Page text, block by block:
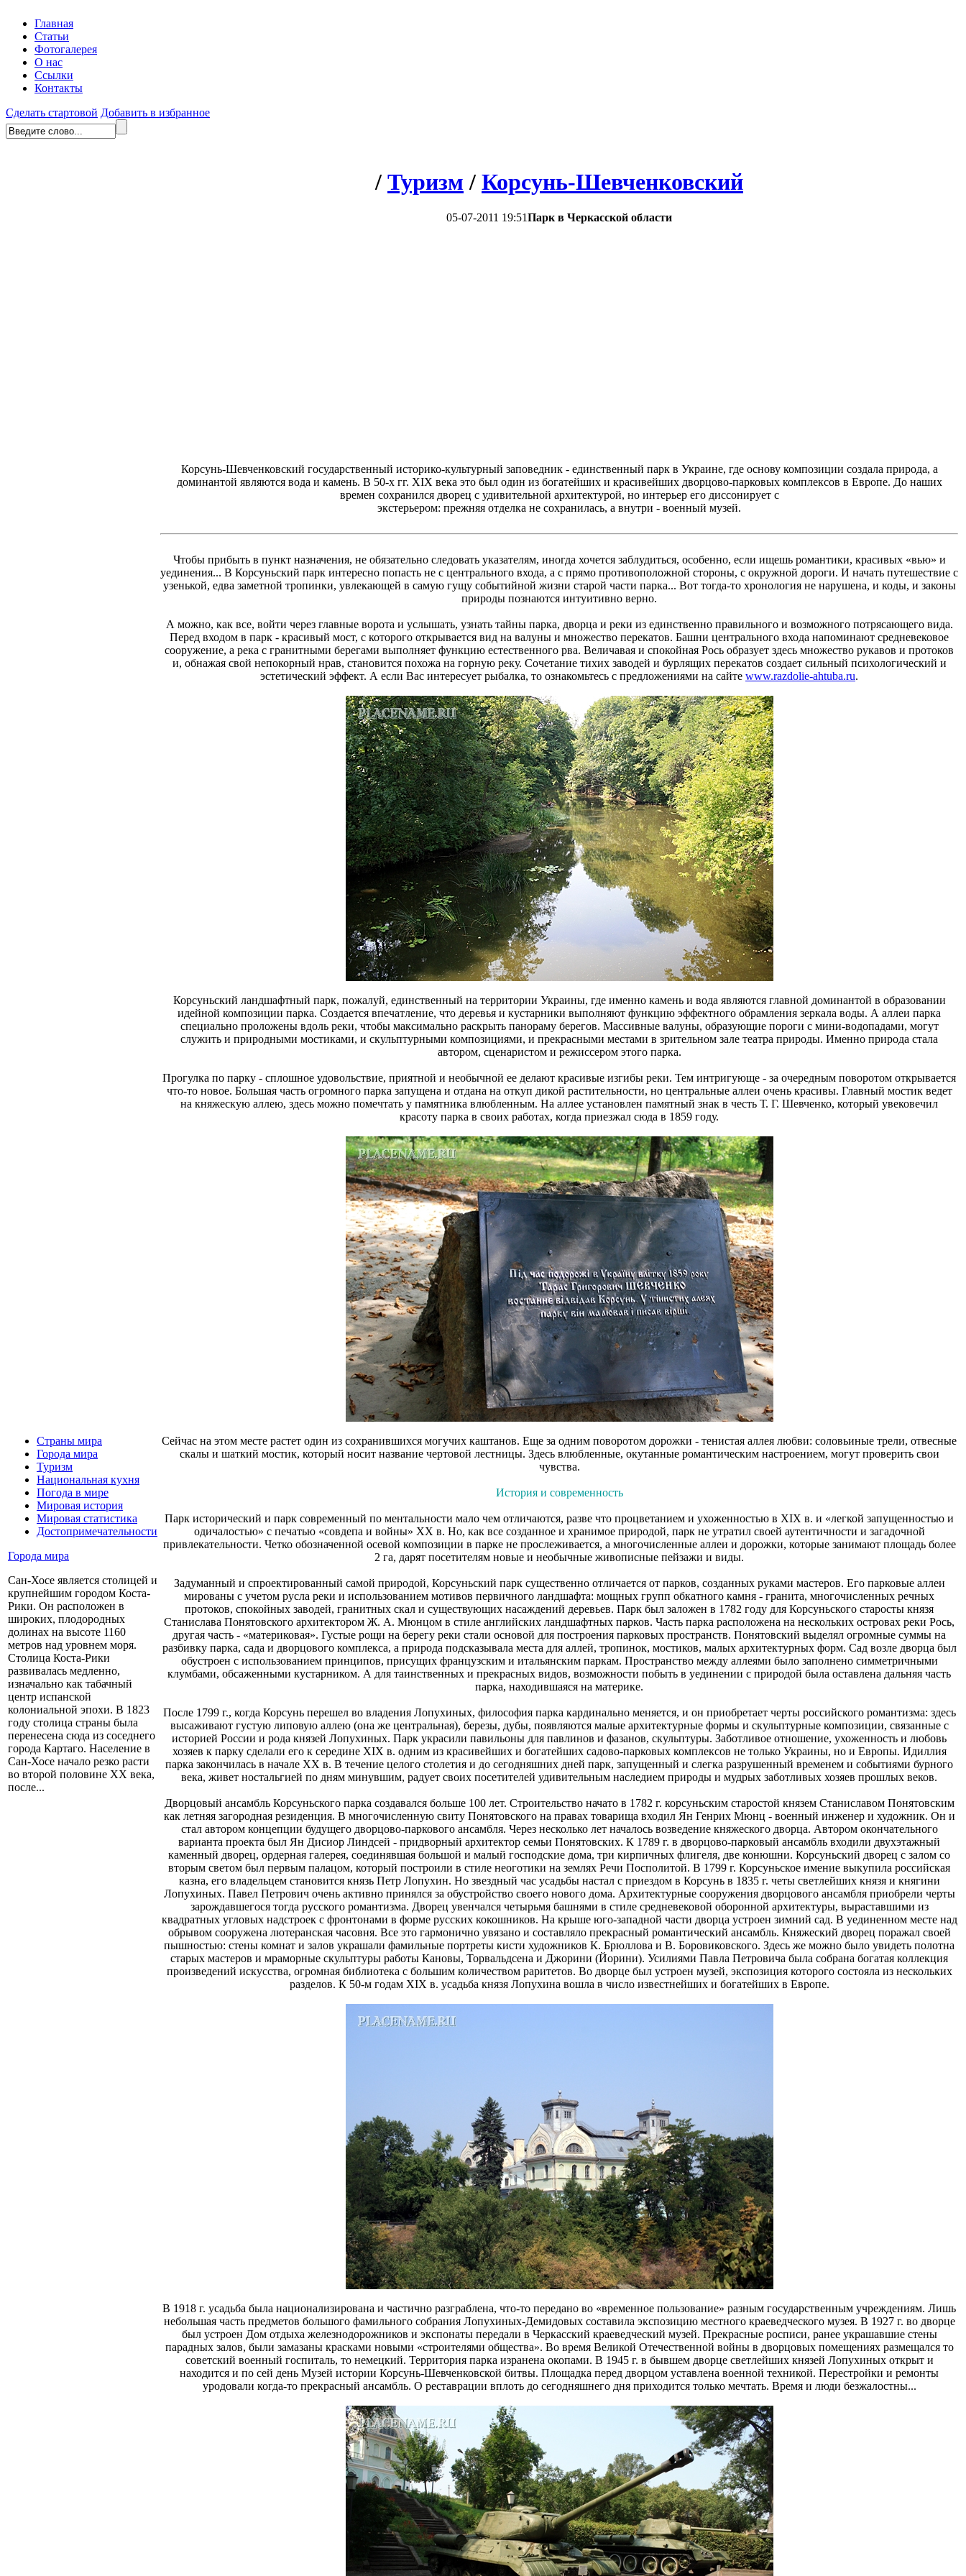
Главная
Статьи
Фотогалерея
О нас
Ссылки
Контакты
Сделать стартовой Добавить в избранное
Страны мира
Города мира
Туризм
Национальная кухня
Погода в мире
Мировая история
Мировая статистика
Достопримечательности
Города мира
Сан-Хосе является столицей и
крупнейшим городом Коста-
Рики. Он расположен в
широких, плодородных
долинах на высоте 1160
метров над уровнем моря.
Столица Коста-Рики
развивалась медленно,
изначально как табачный
центр испанской
колониальной эпохи. В 1823
году столица страны была
перенесена сюда из соседнего
города Картаго. Население в
Сан-Хосе начало резко расти
во второй половине ХХ века,
после...
/ Туризм / Корсунь-Шевченковский
05-07-2011 19:51Парк в Черкасской области
Корсунь-Шевченковский государственный историко-культурный заповедник - единственный парк в Украине, где основу композиции создала природа, а
доминантой являются вода и камень. В 50-х гг. XIX века это был один из богатейших и красивейших дворцово-парковых комплексов в Европе. Дo наших
времен сохранился дворец с удивительной архитектурой, но интерьер его диссонирует с
экстерьером: прежняя отделка не сохранилась, а внутри - военный музей.
Чтобы прибыть в пункт назначения, не обязательно следовать указателям, иногда хочется заблудиться, особенно, если ищешь романтики, красивых «вью» и
уединения... В Корсуньский парк интересно попасть не с центрального входа, а с прямо противоположной стороны, с окружной дороги. И начать путешествие с
узенькой, едва заметной тропинки, увлекающей в самую гущу событийной жизни старой части парка... Вот тогда-то хронология не нарушена, и коды, и законы
природы познаются интуитивно верно.
А можно, как все, войти через главные ворота и услышать, узнать тайны парка, дворца и реки из единственно правильного и возможного потрясающего вида.
Перед входом в парк - красивый мост, с которого открывается вид на валуны и множество перекатов. Башни центрального входа напоминают средневековое
сооружение, а река с гранитными берегами выполняет функцию естественного рва. Величавая и спокойная Рось образует здесь множество рукавов и протоков
и, обнажая свой непокорный нрав, становится похожа на горную реку. Сочетание тихих заводей и бурлящих перекатов создает сильный психологический и
эстетический эффект. А если Вас интересует рыбалка, то ознакомьтесь с предложениями на сайте www.razdolie-ahtuba.ru.
Корсуньский ландшафтный парк, пожалуй, единственный на территории Украины, где именно камень и вода являются главной доминантой в образовании
идейной композиции парка. Создается впечатление, что деревья и кустарники выполняют функцию эффектного обрамления зеркала воды. А аллеи парка
специально проложены вдоль реки, чтобы максимально раскрыть панораму берегов. Массивные валуны, образующие пороги с мини-водопадами, могут
служить и природными мостиками, и скульптурными композициями, и прекрасными местами в зрительном зале театра природы. Именно природа стала
автором, сценаристом и режиссером этого парка.
Прогулка по парку - сплошное удовольствие, приятной и необычной ее делают красивые изгибы реки. Тем интригующе - за очередным поворотом открывается
что-то новое. Большая часть огромного парка запущена и отдана на откуп дикой растительности, но центральные аллеи очень красивы. Главный мостик ведет
на княжескую аллею, здесь можно помечтать у памятника влюбленным. На аллее установлен памятный знак в честь Т. Г. Шевченко, который увековечил
красоту парка в своих работах, когда приезжал сюда в 1859 году.
Сейчас на этом месте растет один из сохранившихся могучих каштанов. Еще за одним поворотом дорожки - тенистая аллея любви: соловьиные трели, отвесные
скалы и шаткий мостик, который носит название чертовой лестницы. Здесь влюбленные, окутанные романтическим настроением, могут проверить свои
чувства.
История и современность
Парк исторический и парк современный по ментальности мало чем отличаются, разве что процветанием и ухоженностью в XIX в. и «легкой запущенностью и
одичалостью» с печатью «совдепа и войны» XX в. Но, как все созданное и хранимое природой, парк не утратил своей аутентичности и загадочной
привлекательности. Четко обозначенной осевой композиции в парке не прослеживается, а многочисленные аллеи и дорожки, которые занимают площадь более
2 га, дарят посетителям новые и необычные живописные пейзажи и виды.
Задуманный и спроектированный самой природой, Корсуньский парк существенно отличается от парков, созданных руками мастеров. Его парковые аллеи
мированы с учетом русла реки и использованием мотивов первичного ландшафта: мощных групп обкатного камня - гранита, многочисленных речных
протоков, спокойных заводей, гранитных скал и существующих насаждений деревьев. Парк был заложен в 1782 году для Корсуньского старосты князя
Станислава Понятовского архитектором Ж. А. Мюнцом в стиле английских ландшафтных парков. Часть парка расположена на нескольких островах реки Рось,
другая часть - «материковая». Густые рощи на берегу реки стали основой для построения парковых пространств. Понятовский выделял огромные суммы на
разбивку парка, сада и дворцового комплекса, а природа подсказывала места для аллей, тропинок, мостиков, малых архитектурных форм. Сад возле дворца был
обустроен с использованием принципов, присущих французским и итальянским паркам. Пространство между аллеями было заполнено симметричными
клумбами, обсаженными кустарником. А для таинственных и прекрасных видов, возможности побыть в уединении с природой была оставлена дальняя часть
парка, находившаяся на материке.
После 1799 г., когда Корсунь перешел во владения Лопухиных, философия парка кардинально меняется, и он приобретает черты российского романтизма: здесь
высаживают густую липовую аллею (она же центральная), березы, дубы, появляются малые архитектурные формы и скульптурные композиции, связанные с
историей России и рода князей Лопухиных. Парк украсили павильоны для павлинов и фазанов, скульптуры. Заботливое отношение, ухоженность и любовь
хозяев к парку сделали его к середине XIX в. одним из красивейших и богатейших садово-парковых комплексов не только Украины, но и Европы. Идиллия
парка закончилась в начале XX в. В течение целого столетия и до сегодняшних дней парк, запущенный и слегка разрушенный временем и событиями бурного
века, живет ностальгией по дням минувшим, радует своих посетителей удивительным наследием природы и мудрых заботливых хозяев прошлых веков.
Дворцовый ансамбль Корсуньского парка создавался больше 100 лет. Строительство начато в 1782 г. корсуньским старостой князем Станиславом Понятовским
как летняя загородная резиденция. В многочисленную свиту Понятовского на правах товарища входил Ян Генрих Мюнц - военный инженер и художник. Он и
стал автором концепции будущего дворцово-паркового ансамбля. Через несколько лет началось возведение княжеского дворца. Автором окончательного
варианта проекта был Ян Дисиор Линдсей - придворный архитектор семьи Понятовских. К 1789 г. в дворцово-парковый ансамбль входили двухэтажный
каменный дворец, ордерная галерея, соединявшая большой и малый господские дома, три кирпичных флигеля, две конюшни. Корсуньский дворец с залом со
вторым светом был первым палацом, который построили в стиле неоготики на землях Речи Посполитой. В 1799 г. Корсуньское имение выкупила российская
казна, его владельцем становится князь Петр Лопухин. Но звездный час усадьбы настал с приездом в Корсунь в 1835 г. четы светлейших князя и княгини
Лопухиных. Павел Петрович очень активно принялся за обустройство своего нового дома. Архитектурные сооружения дворцового ансамбля приобрели черты
зарождавшегося тогда русского романтизма. Дворец увенчался четырьмя башнями в стиле средневековой оборонной архитектуры, выраставшими из
квадратных угловых надстроек с фронтонами в форме русских кокошников. На крыше юго-западной части дворца устроен зимний сад. В уединенном месте над
обрывом сооружена лютеранская часовня. Все это гармонично увязано и составляло прекрасный романтический ансамбль. Княжеский дворец поражал своей
пышностью: стены комнат и залов украшали фамильные портреты кисти художников К. Брюллова и В. Боровиковского. Здесь же можно было увидеть полотна
старых мастеров и мраморные скульптуры работы Кановы, Торвальдсена и Джорини (Йорини). Усилиями Павла Петровича была собрана богатая коллекция
произведений искусства, огромная библиотека с большим количеством раритетов. Во дворце был устроен музей, экспозиция которого состояла из нескольких
разделов. К 50-м годам XIX в. усадьба князя Лопухина вошла в число известнейших и богатейших в Европе.
В 1918 г. усадьба была национализирована и частично разграблена, что-то передано во «временное пользование» разным государственным учреждениям. Лишь
небольшая часть предметов большого фамильного собрания Лопухиных-Демидовых составила экспозицию местного краеведческого музея. В 1927 г. во дворце
был устроен Дом отдыха железнодорожников и экспонаты передали в Черкасский краеведческий музей. Прекрасные росписи, ранее украшавшие стены
парадных залов, были замазаны красками новыми «строителями общества». Во время Великой Отечественной войны в дворцовых помещениях размещался то
советский военный госпиталь, то немецкий. Территория парка изранена окопами. В 1945 г. в бывшем дворце светлейших князей Лопухиных открыт и
находится и по сей день Музей истории Корсунь-Шевченковской битвы. Площадка перед дворцом уставлена военной техникой. Перестройки и ремонты
уродовали когда-то прекрасный ансамбль. О реставрации вплоть до сегодняшнего дня приходится только мечтать. Время и люди безжалостны...